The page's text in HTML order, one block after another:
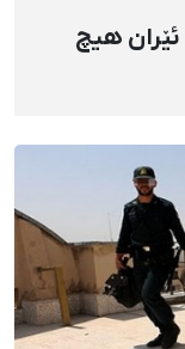
هیچ